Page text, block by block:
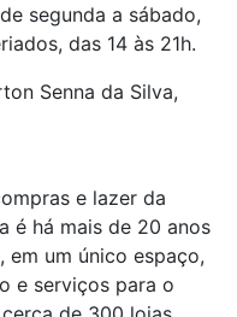
segunda a sábado,
das 14 às 21h.
Senna da Silva,
e lazer da
é há mais de 20 anos
em um único espaço,
e serviços para o